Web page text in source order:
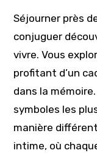
Séjourner près
conjuguer
vivre. Vous
profitant d’un
dans la
symboles les
manière
intime, où